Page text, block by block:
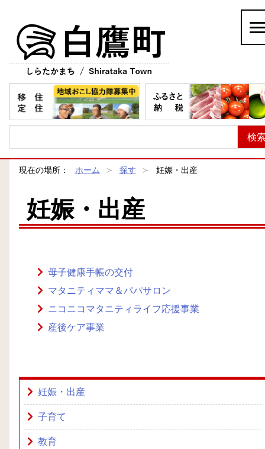
現在の場所： ホーム 探す 妊娠・出産
妊娠・出産
母子健康手帳の交付
マタニティママ＆パパサロン
ニコニコマタニティライフ応援事業
産後ケア事業
妊娠・出産
子育て
教育